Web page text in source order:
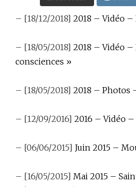
– [18/12/2018] 2018 – Vidéo –
– [18/05/2018] 2018 – Vidéo –
consciences »
– [18/05/2018] 2018 – Photos
– [12/09/2016] 2016 – Vidéo –
– [06/06/2015] Juin 2015 –
– [16/05/2015] Mai 2015 –